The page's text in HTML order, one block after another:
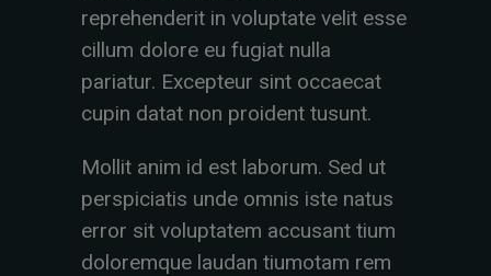
reprehenderit in voluptate velit esse
cillum dolore eu fugiat nulla
pariatur. Excepteur sint occaecat
cupin datat non proident tusunt.
Mollit anim id est laborum. Sed ut
perspiciatis unde omnis iste natus
error sit voluptatem accusant tium
doloremque laudan tiumotam rem